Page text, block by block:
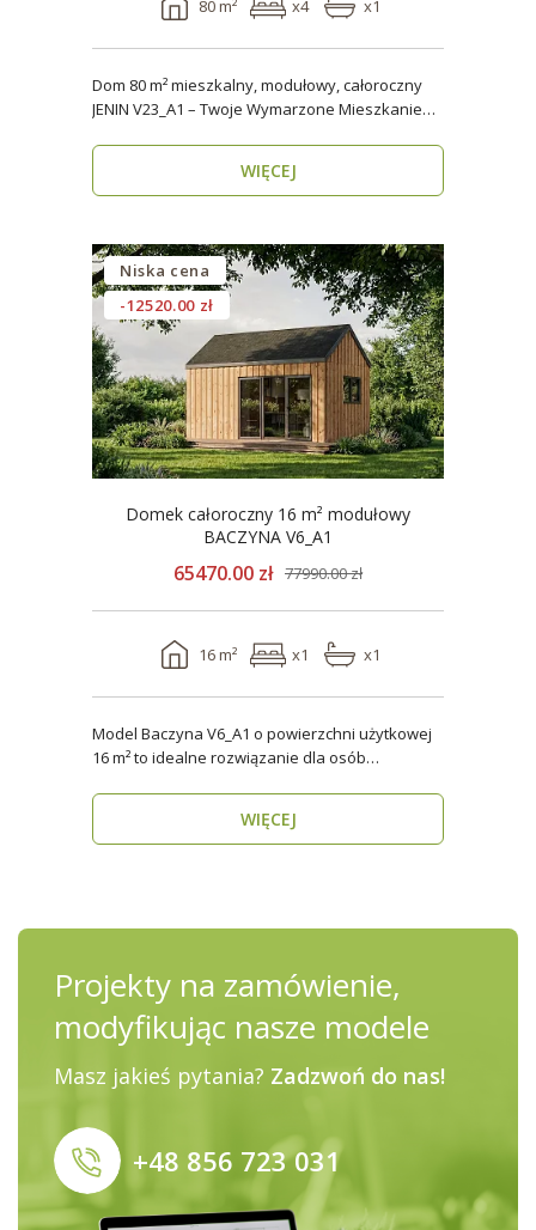
80 m² x4 x1
Dom 80 m² mieszkalny, modułowy, całoroczny
JENIN V23_A1 – Twoje Wymarzone Mieszkanie
WIĘCEJ
Niska cena
-12520.00 zł
Domek całoroczny 16 m² modułowy
BACZYNA V6_A1
65470.00 zł 77990.00 zł
16 m² x1 x1
Model Baczyna V6_A1 o powierzchni użytkowej
16 m² to idealne rozwiązanie dla osób
WIĘCEJ
Projekty na zamówienie,
modyfikując nasze modele
Masz jakieś pytania? Zadzwoń do nas!
+48 856 723 031